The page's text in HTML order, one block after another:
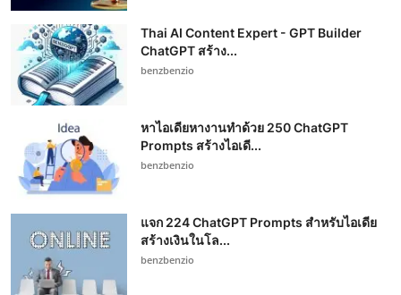
Thai AI Content Expert - GPT Builder
ChatGPT สร้าง...
benzbenzio
หาไอเดียหางานทำด้วย 250 ChatGPT
Prompts สร้างไอเดี...
benzbenzio
แจก 224 ChatGPT Prompts สำหรับไอเดีย
สร้างเงินในโล...
benzbenzio